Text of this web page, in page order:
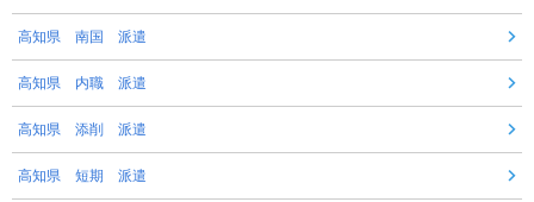
高知県 南国 派遣
高知県 内職 派遣
高知県 添削 派遣
高知県 短期 派遣